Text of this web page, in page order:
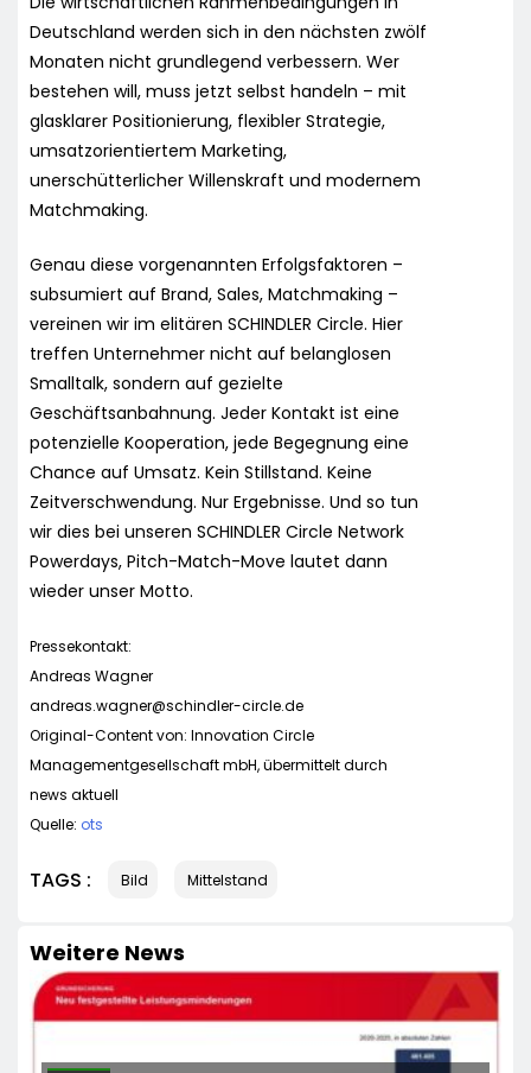
Deutschland werden sich in den nächsten zwölf
Monaten nicht grundlegend verbessern. Wer
bestehen will, muss jetzt selbst handeln – mit
glasklarer Positionierung, flexibler Strategie,
umsatzorientiertem Marketing,
unerschütterlicher Willenskraft und modernem
Matchmaking.
Genau diese vorgenannten Erfolgsfaktoren –
subsumiert auf Brand, Sales, Matchmaking –
vereinen wir im elitären SCHINDLER Circle. Hier
treffen Unternehmer nicht auf belanglosen
Smalltalk, sondern auf gezielte
Geschäftsanbahnung. Jeder Kontakt ist eine
potenzielle Kooperation, jede Begegnung eine
Chance auf Umsatz. Kein Stillstand. Keine
Zeitverschwendung. Nur Ergebnisse. Und so tun
wir dies bei unseren SCHINDLER Circle Network
Powerdays, Pitch-Match-Move lautet dann
wieder unser Motto.
Pressekontakt:
Andreas Wagner
andreas.wagner@schindler-circle.de
Original-Content von: Innovation Circle
Managementgesellschaft mbH, übermittelt durch
news aktuell
Quelle: ots
TAGS : Bild Mittelstand
Weitere News